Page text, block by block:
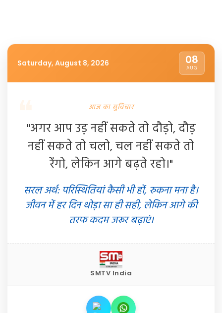
Saturday, August 8, 2026 08
AUG
आज का सुविचार
"अगर आप उड़ नहीं सकते तो दौड़ो, दौड़
नहीं सकते तो चलो, चल नहीं सकते तो
रेंगो, लेकिन आगे बढ़ते रहो।"
सरल अर्थ: परिस्थितियां कैसी भी हों, रुकना मना है।
जीवन में हर दिन थोड़ा सा ही सही, लेकिन आगे की
तरफ कदम जरूर बढ़ाएं।
SMTV India